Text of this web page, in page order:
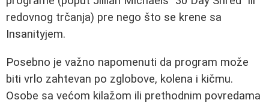
redovnog trčanja) pre nego što se krene sa
Insanityjem.
Posebno je važno napomenuti da program može
biti vrlo zahtevan po zglobove, kolena i kičmu.
Osobe sa većom kilažom ili prethodnim povredama